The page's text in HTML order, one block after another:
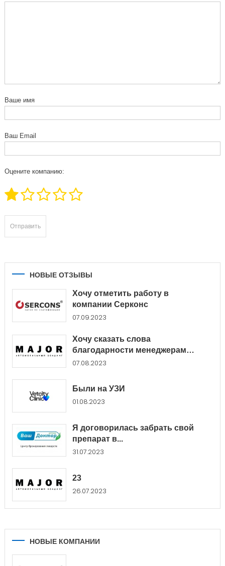
Ваше имя
Ваш Email
Оцените компанию:
НОВЫЕ ОТЗЫВЫ
Хочу отметить работу в
компании Серконс
07.09.2023
Хочу сказать слова
благодарности менеджерам
Major...
07.08.2023
Были на УЗИ
01.08.2023
Я договорилась забрать свой
препарат в...
31.07.2023
23
26.07.2023
НОВЫЕ КОМПАНИИ